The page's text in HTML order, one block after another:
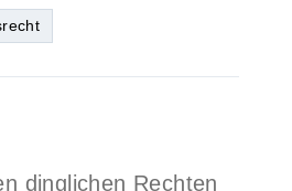
dinglichen Rechten